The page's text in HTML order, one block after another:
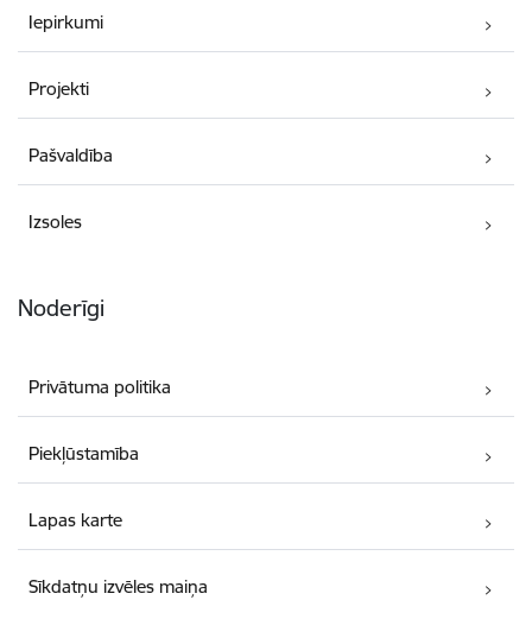
Iepirkumi
Projekti
Pašvaldība
Izsoles
Noderīgi
Privātuma politika
Piekļūstamība
Lapas karte
Sīkdatņu izvēles maiņa